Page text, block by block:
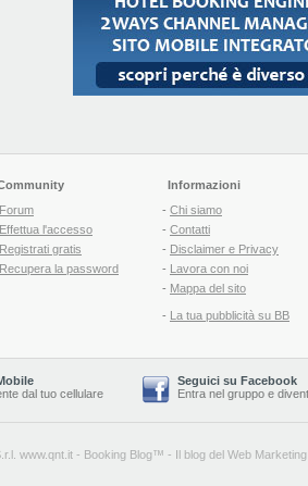
Forum
Effettua l'accesso
Registrati gratis
Recupera la password
Informazioni
- Chi siamo
- Contatti
- Disclaimer e Privacy
- Lavora con noi
- Mappa del sito
- La tua pubblicità su BB
dal tuo cellulare
Seguici su Facebook
Entra nel gruppo e
www.qnt.it - Booking Blog™ - Il blog del Web